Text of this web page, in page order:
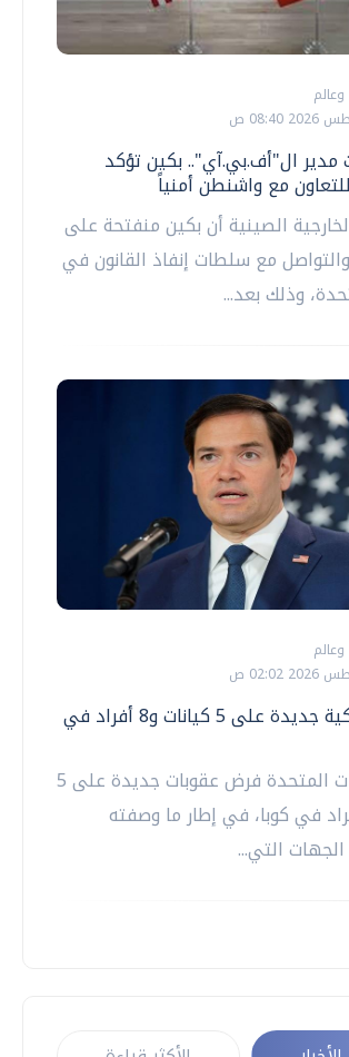
مدير ال"أف.بي.آي".. بكين تؤكد
مع واشنطن أمنياً
الصينية أن بكين منفتحة على
والتواصل مع سلطات إنفاذ القانون في
وذلك بعد...
عقوبات أمريكية جديدة على 5 كيانات و8 أفراد في
أعلنت الولايات المتحدة فرض عقوبات جديدة على 5
و8 أفراد في كوبا، في إطار ما وصفته
التي...